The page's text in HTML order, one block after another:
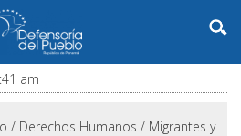
am
/ Derechos Humanos / Migrantes y